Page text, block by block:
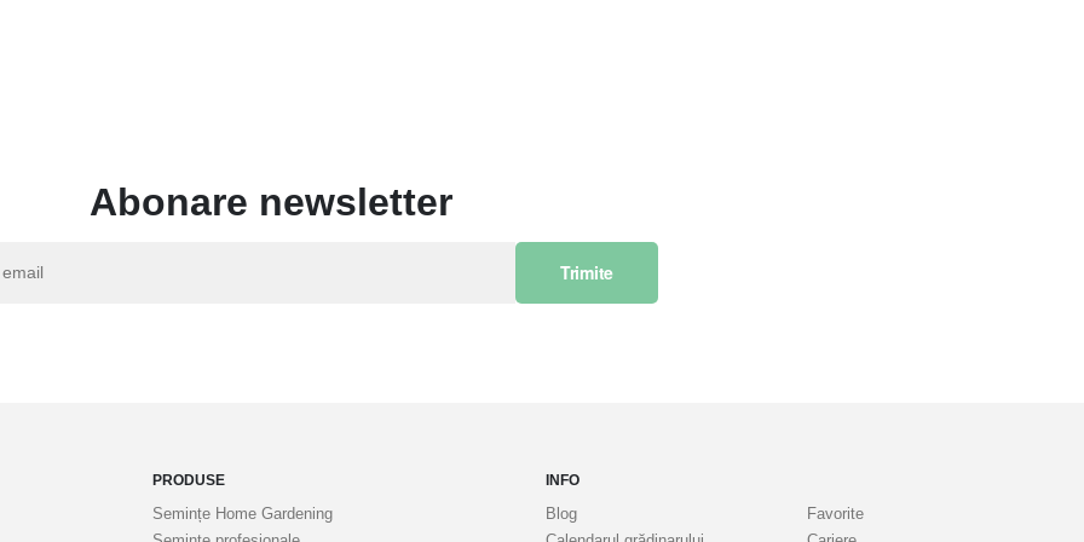
Abonare newsletter
Trimite
PRODUSE
Semințe Home Gardening
INFO
Blog
Favorite